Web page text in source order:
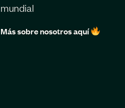
mundial
Más sobre nosotros aquí